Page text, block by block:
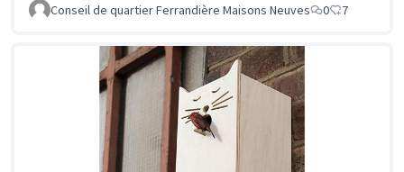
Conseil de quartier Ferrandière Maisons Neuves
0 7